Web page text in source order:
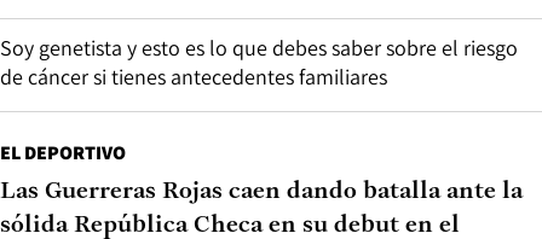
Soy genetista y esto es lo que debes saber sobre el riesgo
de cáncer si tienes antecedentes familiares
EL DEPORTIVO
Las Guerreras Rojas caen dando batalla ante la
sólida República Checa en su debut en el